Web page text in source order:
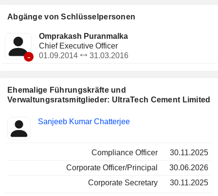
Ehemalige Führungskräfte und
Verwaltungsratsmitglieder: UltraTech Cement Limited
Insider
Besetzte
Positionen
Sanjeeb Kumar Chatterjee
Compliance Officer
30.11.2025
Corporate Officer/Principal
30.06.2026
Corporate Secretary
30.11.2025
Abgänge von Schlüsselpersonen
-
Omprakash Puranmalka
Chief Executive Officer
01.09.2014
31.03.2016